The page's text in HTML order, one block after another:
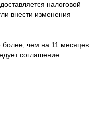
налоговой
внести изменения
более, чем на 11 месяцев.
соглашение